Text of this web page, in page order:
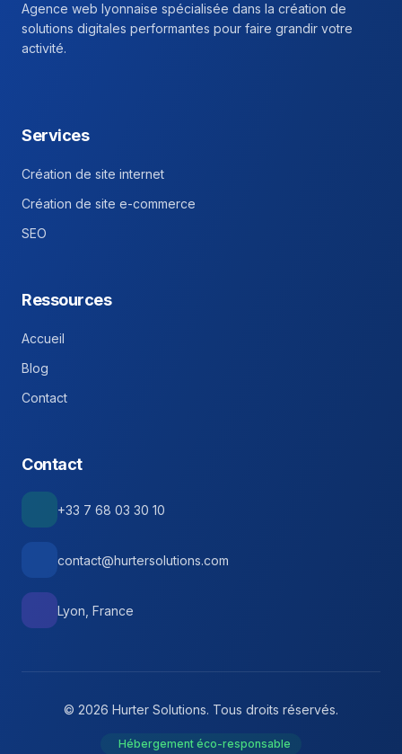
Agence web lyonnaise spécialisée dans la création de
solutions digitales performantes pour faire grandir votre
activité.
Services
Création de site internet
Création de site e-commerce
SEO
Ressources
Accueil
Blog
Contact
Contact
+33 7 68 03 30 10
contact@hurtersolutions.com
Lyon, France
© 2026 Hurter Solutions. Tous droits réservés.
Hébergement éco-responsable